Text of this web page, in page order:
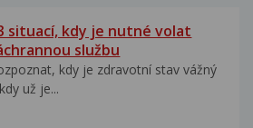
situací, kdy je nutné volat
službu
kdy je zdravotní stav vážný
už je...